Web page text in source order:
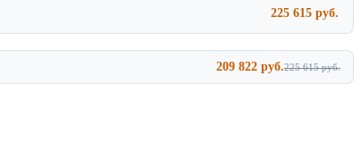
225 615 руб.
209 822 руб.225 615 руб.